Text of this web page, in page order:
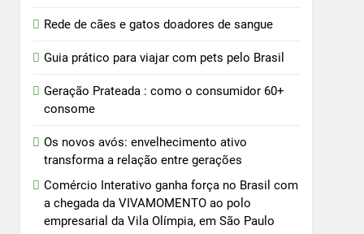
Rede de cães e gatos doadores de sangue
Guia prático para viajar com pets pelo Brasil
Geração Prateada : como o consumidor 60+
consome
Os novos avós: envelhecimento ativo
transforma a relação entre gerações
Comércio Interativo ganha força no Brasil com
a chegada da VIVAMOMENTO ao polo
empresarial da Vila Olímpia, em São Paulo